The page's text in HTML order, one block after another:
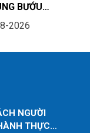
BƯỚU
ĐA KHOA
KHÁM
2026
NGƯỜI
THỰC